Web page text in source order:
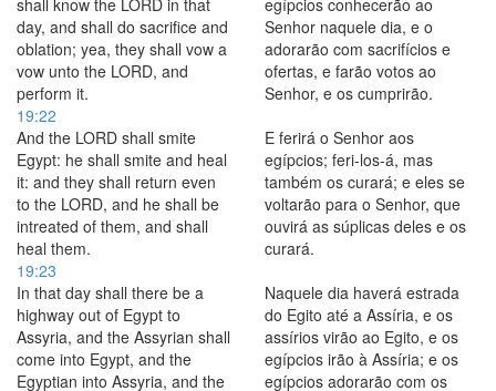
shall know the LORD in that
day, and shall do sacrifice and
oblation; yea, they shall vow a
vow unto the LORD, and
perform it.
egípcios conhecerão ao
Senhor naquele dia, e o
adorarão com sacrifícios e
ofertas, e farão votos ao
Senhor, e os cumprirão.
19:22
And the LORD shall smite
Egypt: he shall smite and heal
it: and they shall return even
to the LORD, and he shall be
intreated of them, and shall
heal them.
E ferirá o Senhor aos
egípcios; feri-los-á, mas
também os curará; e eles se
voltarão para o Senhor, que
ouvirá as súplicas deles e os
curará.
19:23
In that day shall there be a
highway out of Egypt to
Assyria, and the Assyrian shall
come into Egypt, and the
Egyptian into Assyria, and the
Naquele dia haverá estrada
do Egito até a Assíria, e os
assírios virão ao Egito, e os
egípcios irão à Assíria; e os
egípcios adorarão com os